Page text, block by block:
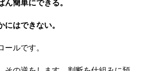
ん簡単にできる。
にはできない。
ールです。